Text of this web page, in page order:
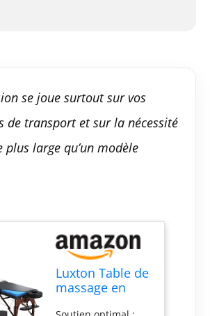
se joue surtout sur vos
de transport et sur la nécessité
plus large qu’un modèle
Luxton Table de
massage en